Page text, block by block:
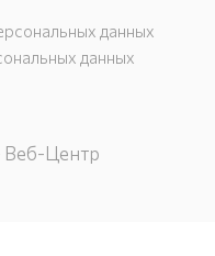
данных
данных
Веб-Центр